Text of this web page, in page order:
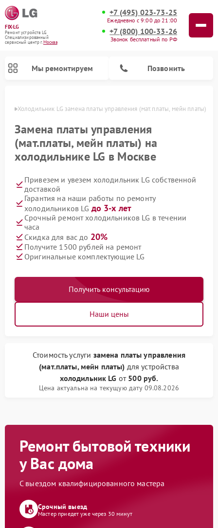
FIX-LG
Ремонт устройств LG
Специализированный
cервисный центр г.Москва
+7 (495) 023-73-25
Ежедневно с 9:00 до 21:00
+7 (800) 100-33-26
Звонок бесплатный по РФ
Мы ремонтируем Позвонить
Холодильник LG замена платы управления (мат.платы, мейн платы)
Замена платы управления
(мат.платы, мейн платы) на
холодильнике LG в Москве
Привезем и увезем холодильник LG собственной
доставкой
Гарантия на наши работы по ремонту
холодильников LG до 3-х лет
Срочный ремонт холодильников LG в течении
часа
Скидка для вас до 20%
Получите 1500 рублей на ремонт
Оригинальные комплектующие LG
Получить консультацию
Наши цены
Стоимость услуги замена платы управления
(мат.платы, мейн платы) для устройства
холодильник LG от 500 руб.
Цена актуальна на текущую дату 09.08.2026
Ремонт бытовой техники
у Вас дома
С выездом квалифицированного мастера
Срочный выезд
Мастер приедет уже через 30 минут